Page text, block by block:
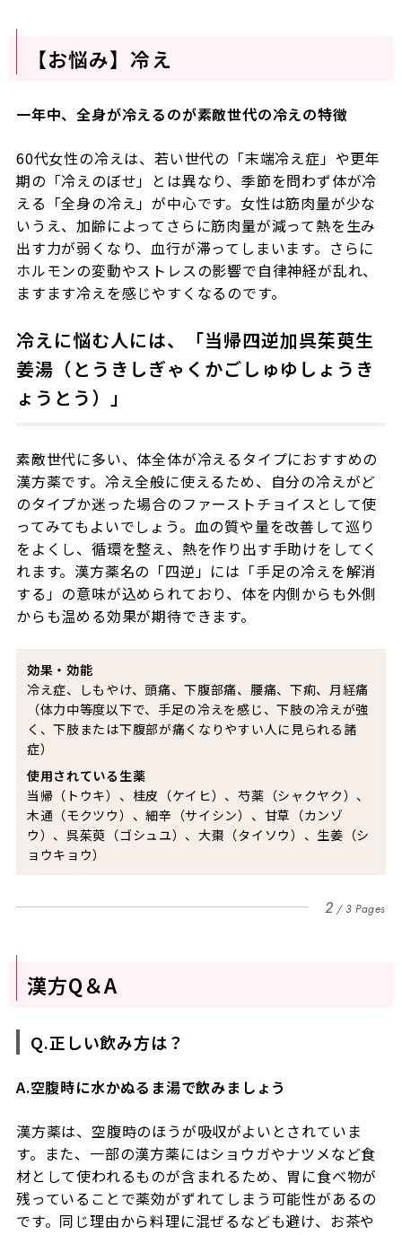
【お悩み】冷え
一年中、全身が冷えるのが素敵世代の冷えの特徴
60代女性の冷えは、若い世代の「末端冷え症」や更年
期の「冷えのぼせ」とは異なり、季節を問わず体が冷
える「全身の冷え」が中心です。女性は筋肉量が少な
いうえ、加齢によってさらに筋肉量が減って熱を生み
出す力が弱くなり、血行が滞ってしまいます。さらに
ホルモンの変動やストレスの影響で自律神経が乱れ、
ますます冷えを感じやすくなるのです。
冷えに悩む人には、「当帰四逆加呉茱萸生
姜湯（とうきしぎゃくかごしゅゆしょうき
ょうとう）」
素敵世代に多い、体全体が冷えるタイプにおすすめの
漢方薬です。冷え全般に使えるため、自分の冷えがど
のタイプか迷った場合のファーストチョイスとして使
ってみてもよいでしょう。血の質や量を改善して巡り
をよくし、循環を整え、熱を作り出す手助けをしてく
れます。漢方薬名の「四逆」には「手足の冷えを解消
する」の意味が込められており、体を内側からも外側
からも温める効果が期待できます。
効果・効能
冷え症、しもやけ、頭痛、下腹部痛、腰痛、下痢、月経痛
（体力中等度以下で、手足の冷えを感じ、下肢の冷えが強
く、下肢または下腹部が痛くなりやすい人に見られる諸
症）
使用されている生薬
当帰（トウキ）、桂皮（ケイヒ）、芍薬（シャクヤク）、
木通（モクツウ）、細辛（サイシン）、甘草（カンゾ
ウ）、呉茱萸（ゴシュユ）、大棗（タイソウ）、生姜（シ
ョウキョウ）
2 3 Pages
漢方Q＆A
Q.正しい飲み方は？
A.空腹時に水かぬるま湯で飲みましょう
漢方薬は、空腹時のほうが吸収がよいとされていま
す。また、一部の漢方薬にはショウガやナツメなど食
材として使われるものが含まれるため、胃に食べ物が
残っていることで薬効がずれてしまう可能性があるの
です。同じ理由から料理に混ぜるなども避け、お茶や